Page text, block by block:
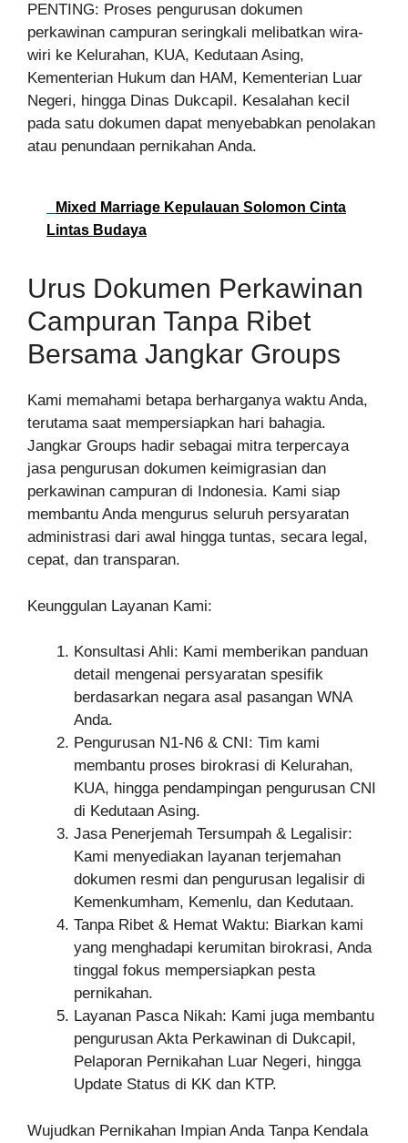
PENTING: Proses pengurusan dokumen
perkawinan campuran seringkali melibatkan wira-
wiri ke Kelurahan, KUA, Kedutaan Asing,
Kementerian Hukum dan HAM, Kementerian Luar
Negeri, hingga Dinas Dukcapil. Kesalahan kecil
pada satu dokumen dapat menyebabkan penolakan
atau penundaan pernikahan Anda.
Mixed Marriage Kepulauan Solomon Cinta
Lintas Budaya
Urus Dokumen Perkawinan
Campuran Tanpa Ribet
Bersama Jangkar Groups
Kami memahami betapa berharganya waktu Anda,
terutama saat mempersiapkan hari bahagia.
Jangkar Groups hadir sebagai mitra terpercaya
jasa pengurusan dokumen keimigrasian dan
perkawinan campuran di Indonesia. Kami siap
membantu Anda mengurus seluruh persyaratan
administrasi dari awal hingga tuntas, secara legal,
cepat, dan transparan.
Keunggulan Layanan Kami:
Konsultasi Ahli: Kami memberikan panduan
detail mengenai persyaratan spesifik
berdasarkan negara asal pasangan WNA
Anda.
Pengurusan N1-N6 & CNI: Tim kami
membantu proses birokrasi di Kelurahan,
KUA, hingga pendampingan pengurusan CNI
di Kedutaan Asing.
Jasa Penerjemah Tersumpah & Legalisir:
Kami menyediakan layanan terjemahan
dokumen resmi dan pengurusan legalisir di
Kemenkumham, Kemenlu, dan Kedutaan.
Tanpa Ribet & Hemat Waktu: Biarkan kami
yang menghadapi kerumitan birokrasi, Anda
tinggal fokus mempersiapkan pesta
pernikahan.
Layanan Pasca Nikah: Kami juga membantu
pengurusan Akta Perkawinan di Dukcapil,
Pelaporan Pernikahan Luar Negeri, hingga
Update Status di KK dan KTP.
Wujudkan Pernikahan Impian Anda Tanpa Kendala